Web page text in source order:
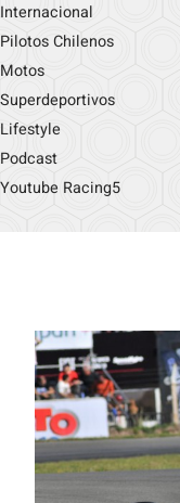
Internacional
Pilotos Chilenos
Motos
Superdeportivos
Lifestyle
Podcast
Youtube Racing5